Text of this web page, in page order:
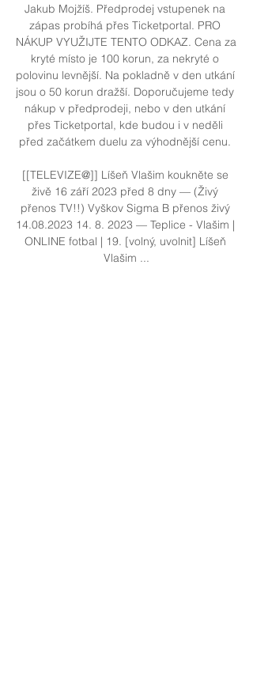
Jakub Mojžíš. Předprodej vstupenek na
zápas probíhá přes Ticketportal. PRO
NÁKUP VYUŽIJTE TENTO ODKAZ. Cena za
kryté místo je 100 korun, za nekryté o
polovinu levnější. Na pokladně v den utkání
jsou o 50 korun dražší. Doporučujeme tedy
nákup v předprodeji, nebo v den utkání
přes Ticketportal, kde budou i v neděli
před začátkem duelu za výhodnější cenu.
[[TELEVIZE@]] Líšeň Vlašim koukněte se
živě 16 září 2023 před 8 dny — (Živý
přenos TV!!) Vyškov Sigma B přenos živý
14.08.2023 14. 8. 2023 — Teplice - Vlašim |
ONLINE fotbal | 19. [volný, uvolnit] Líšeň
Vlašim ...